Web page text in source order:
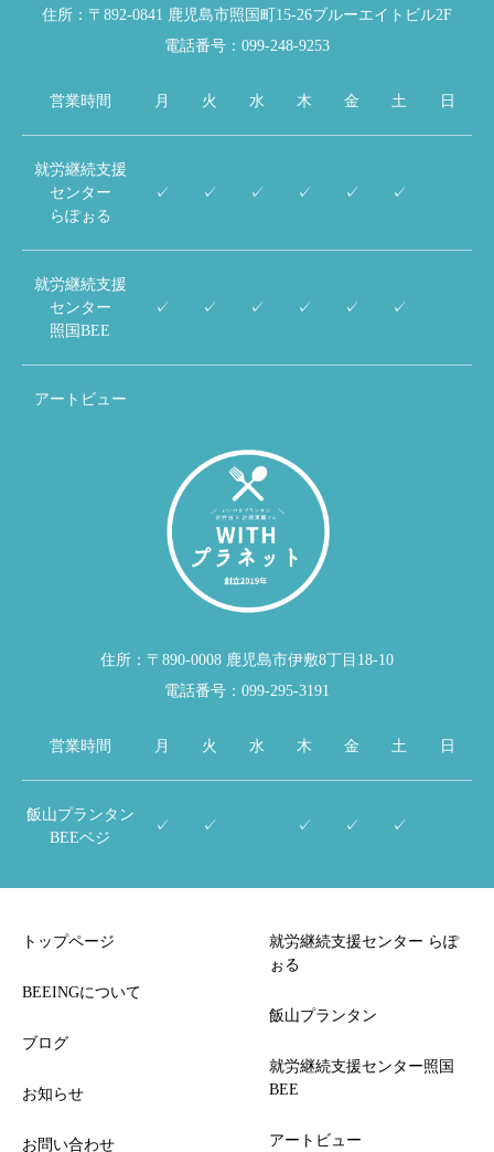
住所：〒892-0841 鹿児島市照国町15-26ブルーエイトビル2F
電話番号：099-248-9253
営業時間 月 火 水 木 金 土 日
就労継続支援
センター
らぽぉる
✓ ✓ ✓ ✓ ✓ ✓
就労継続支援
センター
照国BEE
✓ ✓ ✓ ✓ ✓ ✓
アートビュー
住所：〒890-0008 鹿児島市伊敷8丁目18-10
電話番号：099-295-3191
営業時間 月 火 水 木 金 土 日
飯山プランタン
BEEベジ
✓ ✓ ✓ ✓ ✓
トップページ
BEEINGについて
ブログ
お知らせ
お問い合わせ
就労継続支援センター らぽ
ぉる
飯山プランタン
就労継続支援センター照国
BEE
アートビュー